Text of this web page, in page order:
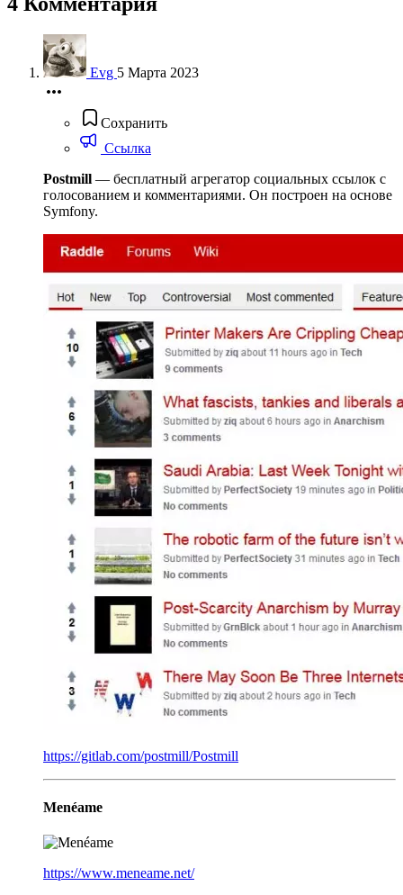
Evg 5 Марта 2023
Сохранить
Ссылка
Postmill — бесплатный агрегатор социальных ссылок с
голосованием и комментариями. Он построен на основе
Symfony.
https://gitlab.com/postmill/Postmill
Menéame
https://www.meneame.net/